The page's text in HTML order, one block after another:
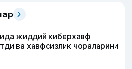
жиддий киберхавф
ва хавфсизлик чораларини